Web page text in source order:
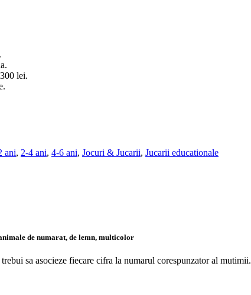
lei.
ani, 2-4 ani, 4-6 ani, Jocuri & Jucarii, Jucarii educationale
de numarat, de lemn, multicolor
sa asocieze fiecare cifra la numarul corespunzator al mutimii.